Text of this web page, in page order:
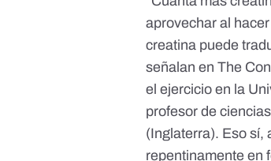
aprovechar al
creatina puede
señalan en The
el ejercicio en la
profesor de
(Inglaterra). Eso sí,
repentinamente en